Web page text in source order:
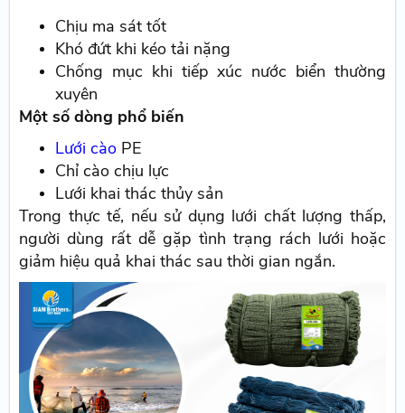
Chịu ma sát tốt
Khó đứt khi kéo tải nặng
Chống mục khi tiếp xúc nước biển thường
xuyên
Một số dòng phổ biến
Lưới cào PE
Chỉ cào chịu lực
Lưới khai thác thủy sản
Trong thực tế, nếu sử dụng lưới chất lượng thấp,
người dùng rất dễ gặp tình trạng rách lưới hoặc
giảm hiệu quả khai thác sau thời gian ngắn.